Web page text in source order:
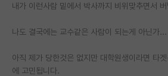
홍보 게시판
커리어
유학교육
내가 이런사람 밑에서 박사까지 비위맞추면서
나도 결국에는 교수같은 사람이 되는게 아닌가
아직 제가 당한것은 없지만 대학원생이라면 타
에 고민됩니다.